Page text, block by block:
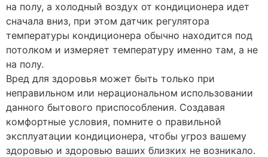
на полу, а холодный воздух от кондиционера идет
сначала вниз, при этом датчик регулятора
температуры кондиционера обычно находится под
потолком и измеряет температуру именно там, а не
на полу.
Вред для здоровья может быть только при
неправильном или нерациональном использовании
данного бытового приспособления. Создавая
комфортные условия, помните о правильной
эксплуатации кондиционера, чтобы угроз вашему
здоровью и здоровью ваших близких не возникало.